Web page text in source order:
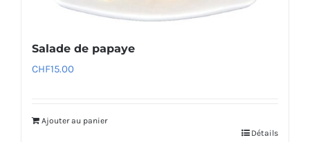
Salade de papaye
CHF15.00
Ajouter au panier
Détails